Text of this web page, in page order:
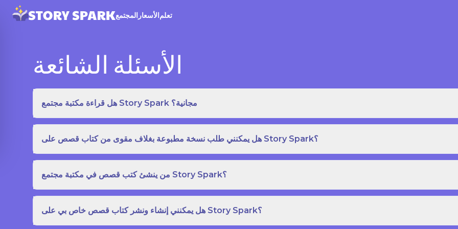
المجتمع الأسعارتعلم
الأسئلة الشائعة
هل قراءة مكتبة مجتمع Story Spark مجانية؟
هل يمكنني طلب نسخة مطبوعة بغلاف مقوى من كتاب قصص على Story Spark؟
من ينشئ كتب قصص في مكتبة مجتمع Story Spark؟
هل يمكنني إنشاء ونشر كتاب قصص خاص بي على Story Spark؟